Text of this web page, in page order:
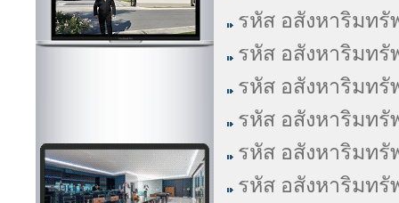
รหัส อสังหาริมทรั
รหัส อสังหาริมทรั
รหัส อสังหาริมทรั
รหัส อสังหาริมทรั
รหัส อสังหาริมทรั
รหัส อสังหาริมทรั